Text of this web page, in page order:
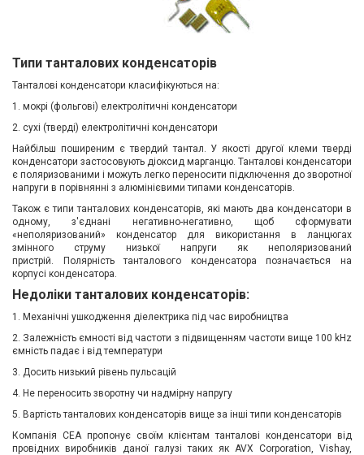
Типи танталових конденсаторів
Танталові конденсатори класифікуються на:
1. мокрі (фольгові) електролітичні конденсатори
2. сухі (тверді) електролітичні конденсатори
Найбільш поширеним є твердий тантал. У якості другої клеми тверді
конденсатори застосовують діоксид марганцю. Танталові конденсатори
є поляризованими і можуть легко переносити підключення до зворотної
напруги в порівнянні з алюмінієвими типами конденсаторів.
Також є типи танталових конденсаторів, які мають два конденсатори в
одному, з'єднані негативно-негативно, щоб сформувати
«неполяризований» конденсатор для використання в ланцюгах
змінного струму низької напруги як неполяризований
пристрій. Полярність танталового конденсатора позначається на
корпусі конденсатора.
Недоліки танталових конденсаторів:
1. Механічні ушкодження діелектрика під час виробництва
2. Залежність ємності від частоти з підвищенням частоти вище 100 kHz
ємність падає і від температури
3. Досить низький рівень пульсацій
4. Не переносить зворотну чи надмірну напругу
5. Вартість танталових конденсаторів вище за інші типи конденсаторів
Компанія СЕА пропонує своїм клієнтам танталові конденсатори від
провідних виробників даної галузі таких як AVX Corporation, Vishay,